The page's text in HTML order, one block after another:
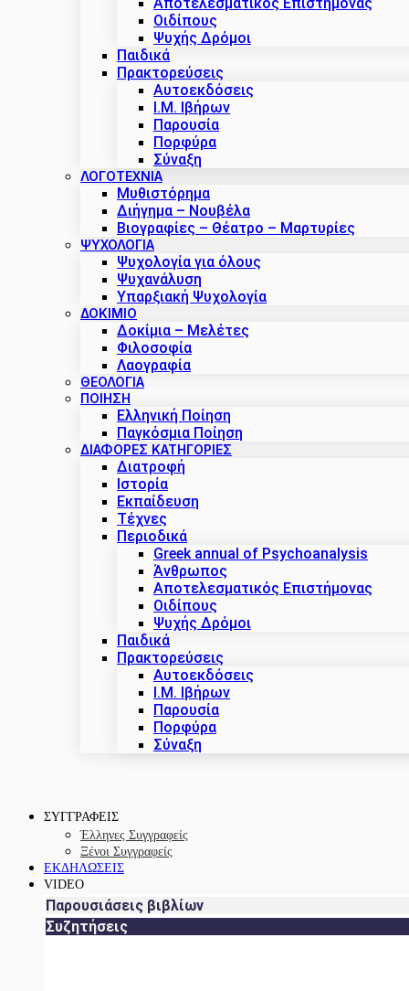
Οιδίπους
Ψυχής Δρόμοι
Παιδικά
Πρακτoρεύσεις
Αυτοεκδόσεις
Ι.Μ. Ιβήρων
Παρουσία
Πορφύρα
Σύναξη
ΛΟΓΟΤΕΧΝΙΑ
Μυθιστόρημα
Διήγημα – Νουβέλα
Βιογραφίες – Θέατρο – Μαρτυρίες
ΨΥΧΟΛΟΓΙΑ
Ψυχολογία για όλους
Ψυχανάλυση
Υπαρξιακή Ψυχολογία
ΔΟΚΊΜΙΟ
Δοκίμια – Μελέτες
Φιλοσοφία
Λαογραφία
ΘΕΟΛΟΓΙΑ
ΠΟΙΗΣΗ
Ελληνική Ποίηση
Παγκόσμια Ποίηση
ΔΙΑΦΟΡΕΣ ΚΑΤΗΓΟΡΙΕΣ
Διατροφή
Ιστορία
Εκπαίδευση
Τέχνες
Περιοδικά
Greek annual of Psychoanalysis
Άνθρωπος
Αποτελεσματικός Επιστήμονας
Οιδίπους
Ψυχής Δρόμοι
Παιδικά
Πρακτoρεύσεις
Αυτοεκδόσεις
Ι.Μ. Ιβήρων
Παρουσία
Πορφύρα
Σύναξη
ΣΥΓΓΡΑΦΕΙΣ
Έλληνες Συγγραφείς
Ξένοι Συγγραφείς
ΕΚΔΗΛΩΣΕΙΣ
VIDEO
Παρουσιάσεις βιβλίων
Συζητήσεις